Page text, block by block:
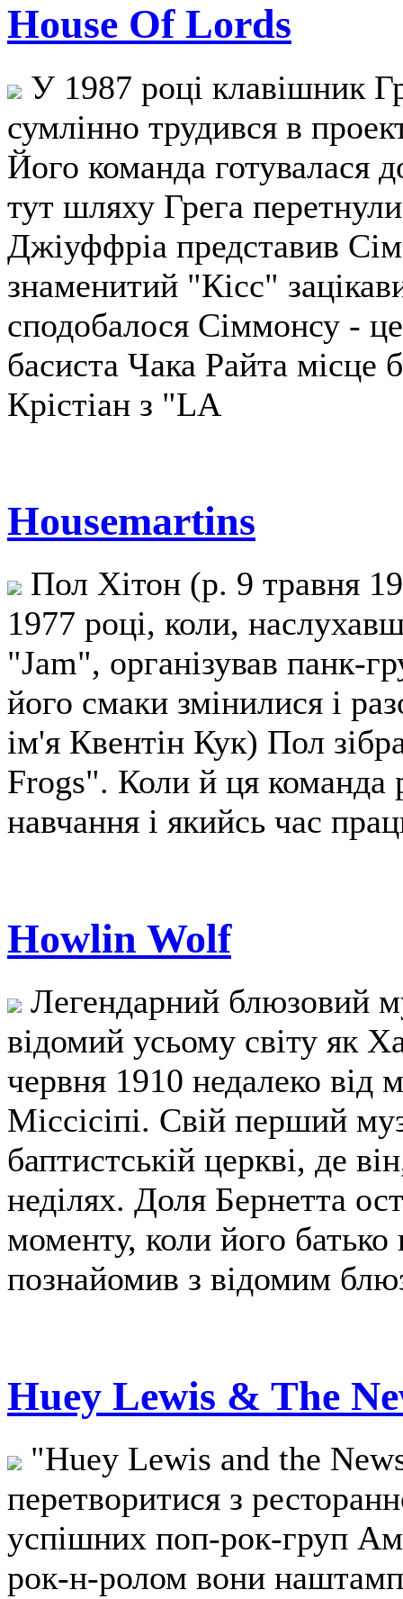
House Of Lords
У 1987 році клавішник
сумлінно трудився в
Його команда готувалася
тут шляху Грега
Джіуффріа представив
знаменитий "Кісс"
сподобалося Сіммонсу -
басиста Чака Райта місце
Крістіан з "LA
Housemartins
Пол Хітон (р. 9 травня
1977 році, коли,
"Jam", організував панк-
його смаки змінилися і
ім'я Квентін Кук) Пол
Frogs". Коли й ця команда
навчання і якийсь час
Howlin Wolf
Легендарний блюзовий
відомий усьому світу як
червня 1910 недалеко від
Міссісіпі. Свій перший
баптистській церкві, де
неділях. Доля Бернетта
моменту, коли його батько
познайомив з відомим
Huey Lewis & The
"Huey Lewis and the
перетворитися з
успішних поп-рок-груп
рок-н-ролом вони